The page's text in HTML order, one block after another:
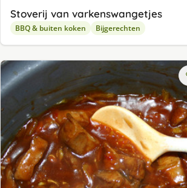
Stoverij van varkenswangetjes
BBQ & buiten koken Bijgerechten